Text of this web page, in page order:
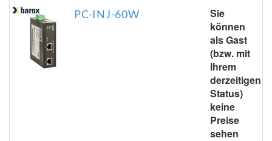
PC-INJ-60W
Sie
können
als Gast
(bzw. mit
Ihrem
derzeitigen
Status)
keine
Preise
sehen